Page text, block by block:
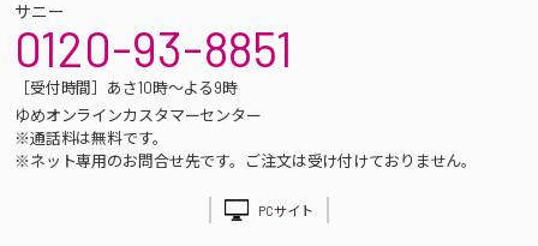
サニー
0120-93-8851
［受付時間］あさ10時～よる9時
ゆめオンラインカスタマーセンター
※通話料は無料です。
※ネット専用のお問合せ先です。ご注文は受け付けておりません。
PCサイト